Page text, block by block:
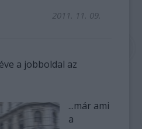
2011. 11. 09.
a jobboldal az
...már ami
a